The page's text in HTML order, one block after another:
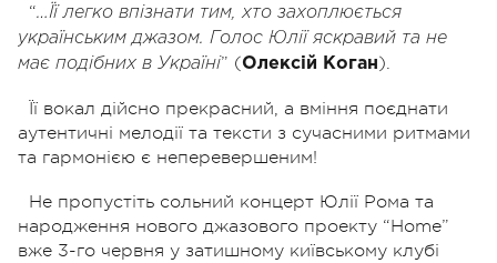
“…Її легко впізнати тим, хто захоплюється
українським джазом. Голос Юлії яскравий та не
має подібних в Україні” (Олексій Коган).
Її вокал дійсно прекрасний, а вміння поєднати
аутентичні мелодії та тексти з сучасними ритмами
та гармонією є неперевершеним!
Не пропустіть сольний концерт Юлії Рома та
народження нового джазового проекту “Home”
вже 3-го червня у затишному київському клубі